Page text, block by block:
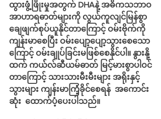
ထွားဖွံ့ဖြိုးမှုအတွက် DHAနဲ့ အဓိကသဘာဝ
အာဟာရဓာတ်များကို လွယ်ကူလျင်မြန်စွာ
ချေဖျက်စုပ်ယူနိုင်တာကြောင့် ဝမ်းဗိုက်ကို
ကျန်းမာစေပြီး ဝမ်းပျော့ပျော့သွားစေသော
ကြောင့် ဝမ်းချုပ်ခြင်းမဖြစ်စေနိုင်ပါ။ နွားနို့
ထက် ကယ််လ်ဆီယမ်ဓာတ် မြင့်မားစွာပါဝင်
တာကြောင့် သားသားမီးမီးများ အရိုးနှင့်
သွားများ ကျန်းမာကြံံ့ခိုင်စေရန်  အကောင်း
ဆုံး  ထောက်ပံ့ပေးပါသည်။